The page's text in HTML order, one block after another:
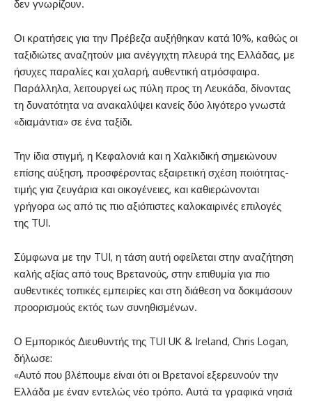
δεν γνωρίζουν.
Οι κρατήσεις για την Πρέβεζα αυξήθηκαν κατά 10%, καθώς οι
ταξιδιώτες αναζητούν μια ανέγγιχτη πλευρά της Ελλάδας, με
ήσυχες παραλίες και χαλαρή, αυθεντική ατμόσφαιρα.
Παράλληλα, λειτουργεί ως πύλη προς τη Λευκάδα, δίνοντας
τη δυνατότητα να ανακαλύψει κανείς δύο λιγότερο γνωστά
«διαμάντια» σε ένα ταξίδι.
Την ίδια στιγμή, η Κεφαλονιά και η Χαλκιδική σημειώνουν
επίσης αύξηση, προσφέροντας εξαιρετική σχέση ποιότητας-
τιμής για ζευγάρια και οικογένειες, και καθιερώνονται
γρήγορα ως από τις πιο αξιόπιστες καλοκαιρινές επιλογές
της TUI.
Σύμφωνα με την TUI, η τάση αυτή οφείλεται στην αναζήτηση
καλής αξίας από τους Βρετανούς, στην επιθυμία για πιο
αυθεντικές τοπικές εμπειρίες και στη διάθεση να δοκιμάσουν
προορισμούς εκτός των συνηθισμένων.
Ο Εμπορικός Διευθυντής της TUI UK & Ireland, Chris Logan,
δήλωσε:
«Αυτό που βλέπουμε είναι ότι οι Βρετανοί εξερευνούν την
Ελλάδα με έναν εντελώς νέο τρόπο. Αυτά τα γραφικά νησιά